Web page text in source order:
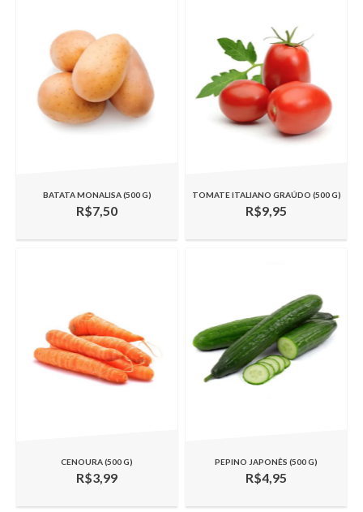
BATATA MONALISA (500 G)
R$7,50
TOMATE ITALIANO GRAÚDO (500 G)
R$9,95
CENOURA (500 G)
R$3,99
PEPINO JAPONÊS (500 G)
R$4,95